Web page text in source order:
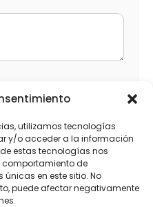
utilizamos tecnologías
y/o acceder a la información
estas tecnologías nos
de
en este sitio. No
puede afectar negativamente